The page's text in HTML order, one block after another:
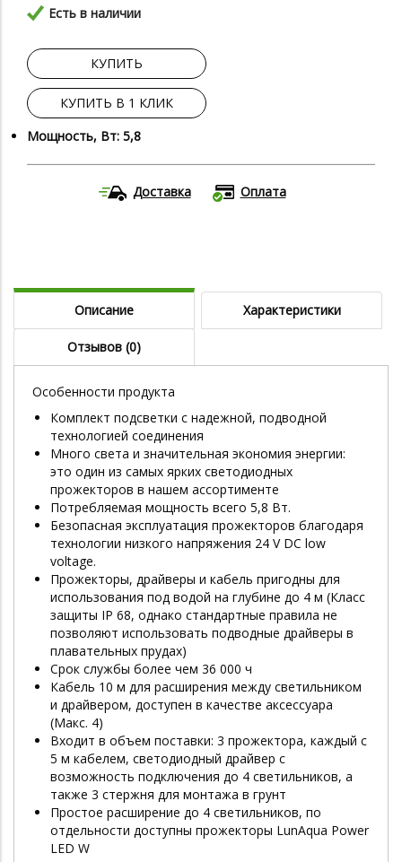
Есть в наличии
КУПИТЬ
КУПИТЬ В 1 КЛИК
Мощность, Вт: 5,8
Доставка Оплата
Описание Характеристики
Отзывов (0)
Особенности продукта
Комплект подсветки с надежной, подводной
технологией соединения
Много света и значительная экономия энергии:
это один из самых ярких светодиодных
прожекторов в нашем ассортименте
Потребляемая мощность всего 5,8 Вт.
Безопасная эксплуатация прожекторов благодаря
технологии низкого напряжения 24 V DC low
voltage.
Прожекторы, драйверы и кабель пригодны для
использования под водой на глубине до 4 м (Класс
защиты IP 68, однако стандартные правила не
позволяют использовать подводные драйверы в
плавательных прудах)
Срок службы более чем 36 000 ч
Кабель 10 м для расширения между светильником
и драйвером, доступен в качестве аксессуара
(Макс. 4)
Входит в объем поставки: 3 прожектора, каждый с
5 м кабелем, светодиодный драйвер с
возможность подключения до 4 светильников, а
также 3 стержня для монтажа в грунт
Простое расширение до 4 светильников, по
отдельности доступны прожекторы LunAqua Power
LED W